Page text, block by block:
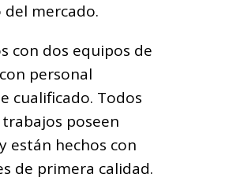
mercado.
con dos equipos de
personal
cualificado. Todos
poseen
están hechos con
de primera calidad.